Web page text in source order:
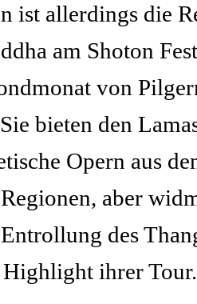
ist allerdings die
am Shoton
von
bieten den
Opern aus
aber
des
ihrer Tour.